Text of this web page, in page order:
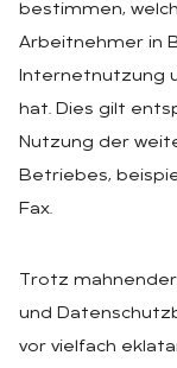
bestimmen,
Arbeitnehmer in
Internetnutzung
hat. Dies gilt
Nutzung der
Betriebes,
Fax.
Trotz
und
vor vielfach